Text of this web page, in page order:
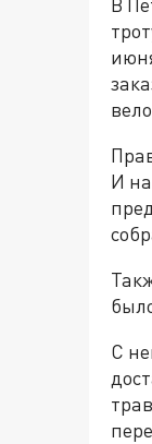
И
С